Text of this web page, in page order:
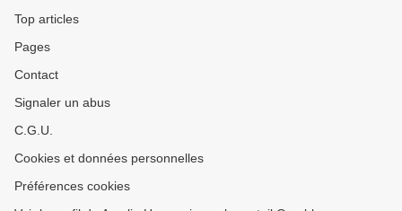
Top articles
Pages
Contact
Signaler un abus
C.G.U.
Cookies et données personnelles
Préférences cookies